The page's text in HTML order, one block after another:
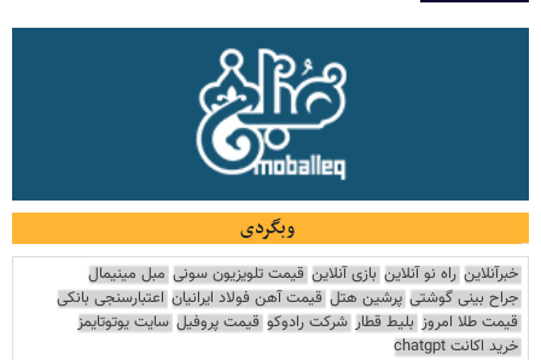
وبگردی
خبرآنلاین راه نو آنلاین بازی آنلاین قیمت تلویزیون سونی مبل مینیمال
جراح بینی گوشتی پرشین هتل قیمت آهن فولاد ایرانیان اعتبارسنجی بانکی
قیمت طلا امروز بلیط قطار شرکت رادوکو قیمت پروفیل سایت یوتوتایمز
خرید اکانت chatgpt